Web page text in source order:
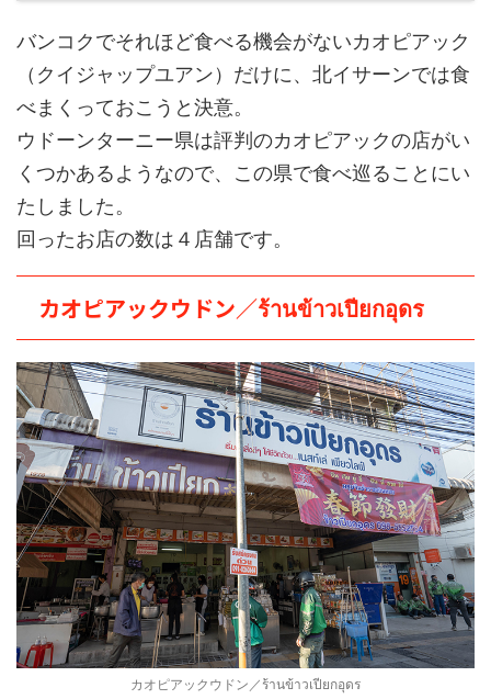
バンコクでそれほど食べる機会がないカオピアック
（クイジャップユアン）だけに、北イサーンでは食
べまくっておこうと決意。
ウドーンターニー県は評判のカオピアックの店がい
くつかあるようなので、この県で食べ巡ることにい
たしました。
回ったお店の数は４店舗です。
カオピアックウドン／ร้านข้าวเปียกอุดร
カオピアックウドン／ร้านข้าวเปียกอุดร